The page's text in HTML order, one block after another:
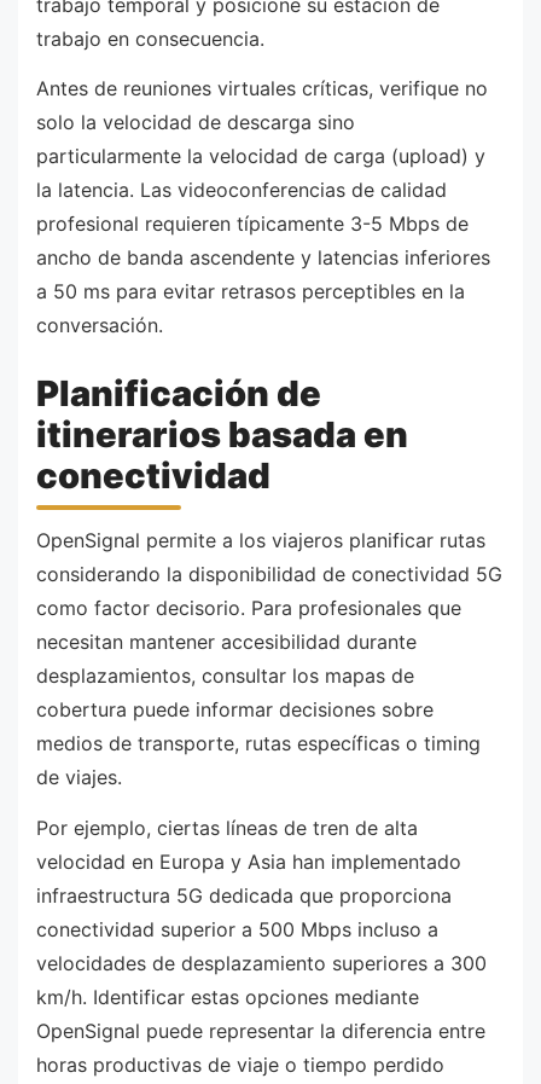
trabajo en consecuencia.
Antes de reuniones virtuales críticas, verifique no
solo la velocidad de descarga sino
particularmente la velocidad de carga (upload) y
la latencia. Las videoconferencias de calidad
profesional requieren típicamente 3-5 Mbps de
ancho de banda ascendente y latencias inferiores
a 50 ms para evitar retrasos perceptibles en la
conversación.
Planificación de
itinerarios basada en
conectividad
OpenSignal permite a los viajeros planificar rutas
considerando la disponibilidad de conectividad 5G
como factor decisorio. Para profesionales que
necesitan mantener accesibilidad durante
desplazamientos, consultar los mapas de
cobertura puede informar decisiones sobre
medios de transporte, rutas específicas o timing
de viajes.
Por ejemplo, ciertas líneas de tren de alta
velocidad en Europa y Asia han implementado
infraestructura 5G dedicada que proporciona
conectividad superior a 500 Mbps incluso a
velocidades de desplazamiento superiores a 300
km/h. Identificar estas opciones mediante
OpenSignal puede representar la diferencia entre
horas productivas de viaje o tiempo perdido